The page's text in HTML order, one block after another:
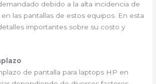
debido a la alta incidencia de
en las pantallas de estos equipos. En esta
importantes sobre su costo y
de pantalla para laptops HP en